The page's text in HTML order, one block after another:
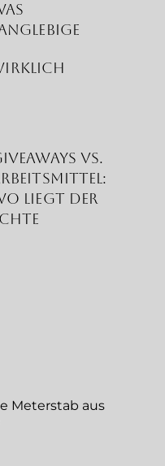
vs.
liegt der
Meterstab aus